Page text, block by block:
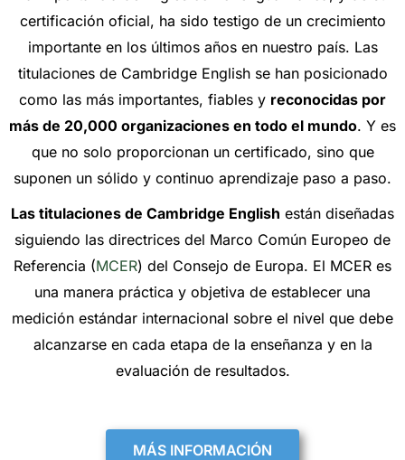
certificación oficial, ha sido testigo de un crecimiento
importante en los últimos años en nuestro país. Las
titulaciones de Cambridge English se han posicionado
como las más importantes, fiables y reconocidas por
más de 20,000 organizaciones en todo el mundo. Y es
que no solo proporcionan un certificado, sino que
suponen un sólido y continuo aprendizaje paso a paso.
Las titulaciones de Cambridge English están diseñadas
siguiendo las directrices del Marco Común Europeo de
Referencia (MCER) del Consejo de Europa. El MCER es
una manera práctica y objetiva de establecer una
medición estándar internacional sobre el nivel que debe
alcanzarse en cada etapa de la enseñanza y en la
evaluación de resultados.
MÁS INFORMACIÓN